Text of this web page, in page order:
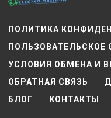
ПОЛИТИКА
ПОЛЬЗОВАТЕЛЬСКОЕ
УСЛОВИЯ ОБМЕНА И
ОБРАТНАЯ СВЯЗЬ
БЛОГ
КОНТАКТЫ